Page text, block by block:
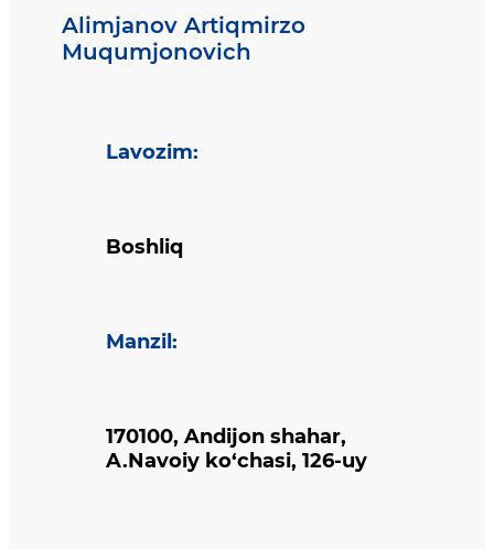
Alimjanov Artiqmirzo
Muqumjonovich
Lavozim:
Boshliq
Manzil :
170100, Andijon shahar,
A.Navoiy ko‘chasi, 126-uy